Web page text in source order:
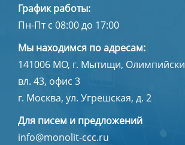
График работы:
Пн-Пт с 08:00 до 17:00
Мы находимся по адресам:
141006 МО, г. Мытищи,
вл. 43, офис 3
г. Москва, ул. Угрешская, д. 2
Для писем и предложений
info@monolit-ccc.ru